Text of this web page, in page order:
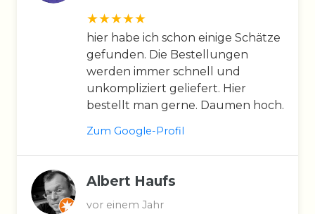
hier habe ich schon einige Schätze
gefunden. Die Bestellungen
werden immer schnell und
unkompliziert geliefert. Hier
bestellt man gerne. Daumen hoch.
Zum Google-Profil
Albert Haufs
vor einem Jahr